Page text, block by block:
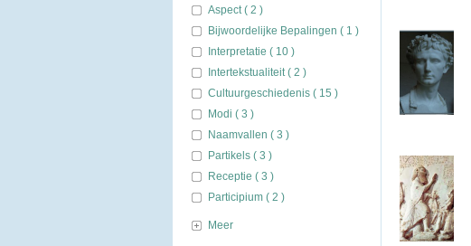
Aspect ( 2 )
Bijwoordelijke Bepalingen ( 1 )
Interpretatie ( 10 )
Intertekstualiteit ( 2 )
Cultuurgeschiedenis ( 15 )
Modi ( 3 )
Naamvallen ( 3 )
Partikels ( 3 )
Receptie ( 3 )
Participium ( 2 )
Meer